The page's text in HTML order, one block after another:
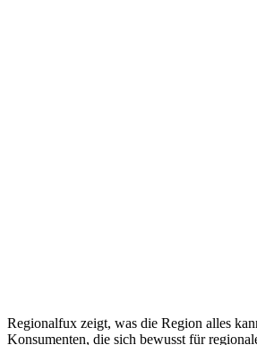
Regionalfux zeigt, was die Region alles
Konsumenten, die sich bewusst für